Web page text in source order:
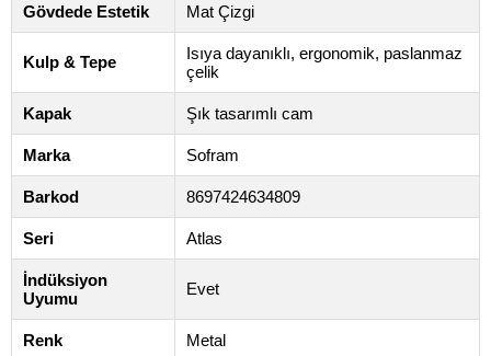
Gövdede Estetik Mat Çizgi
Kulp & Tepe
Isıya dayanıklı, ergonomik, paslanmaz
çelik
Kapak Şık tasarımlı cam
Marka Sofram
Barkod 8697424634809
Seri Atlas
İndüksiyon
Uyumu
Evet
Renk Metal